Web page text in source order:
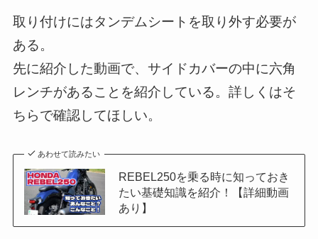
取り付けにはタンデムシートを取り外す必要が
ある。
先に紹介した動画で、サイドカバーの中に六角
レンチがあることを紹介している。詳しくはそ
ちらで確認してほしい。
あわせて読みたい
REBEL250を乗る時に知っておき
たい基礎知識を紹介！【詳細動画
あり】